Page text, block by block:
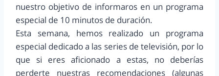
nuestro objetivo de informaros en un programa
especial de 10 minutos de duración.
Esta semana, hemos realizado un programa
especial dedicado a las series de televisión, por lo
que si eres aficionado a estas, no deberías
perderte nuestras recomendaciones (algunas